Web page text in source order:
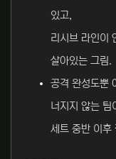
있고,
리시브 라인이
살아있는 그림.
공격 완성도뿐
너지지 않는 팀
세트 중반 이후